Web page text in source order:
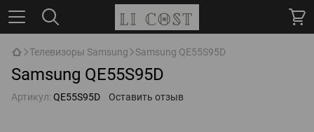
Телевизоры Samsung Samsung QE55S95D
Samsung QE55S95D
Артикул: QE55S95D Оставить отзыв